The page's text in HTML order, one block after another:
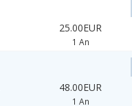
25.00EUR
1 An
48.00EUR
1 An